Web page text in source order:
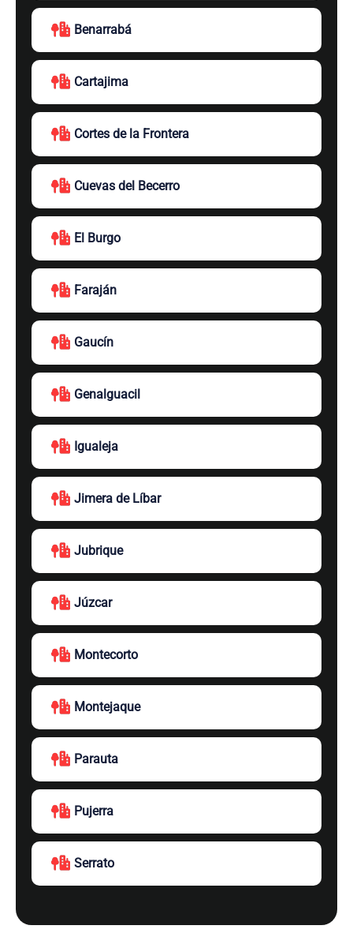
Benarrabá
Cartajima
Cortes de la Frontera
Cuevas del Becerro
El Burgo
Faraján
Gaucín
Genalguacil
Igualeja
Jimera de Líbar
Jubrique
Júzcar
Montecorto
Montejaque
Parauta
Pujerra
Serrato